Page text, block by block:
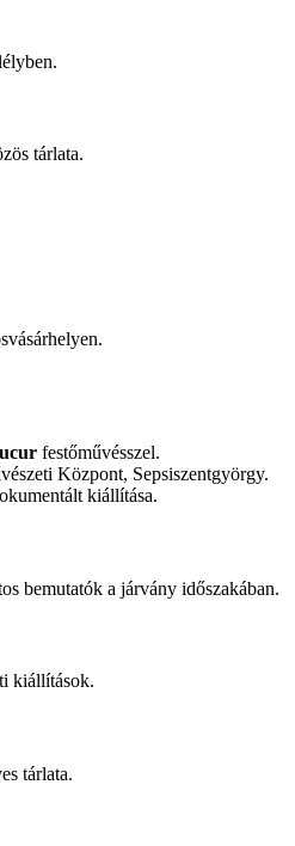
tárlata.
festőművésszel.
Központ, Sepsiszentgyörgy.
kiállítása.
bemutatók a járvány időszakában.
kiállítások.
tárlata.